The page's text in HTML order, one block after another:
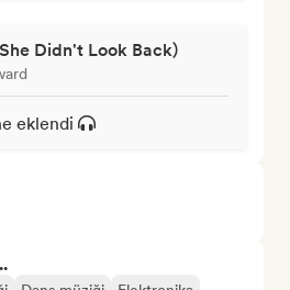
Didn't Look Back)
eklendi